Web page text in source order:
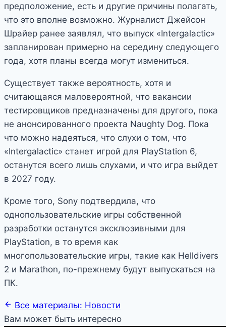
предположение, есть и другие причины полагать,
что это вполне возможно. Журналист Джейсон
Шрайер ранее заявлял, что выпуск «Intergalactic»
запланирован примерно на середину следующего
года, хотя планы всегда могут измениться.
Существует также вероятность, хотя и
считающаяся маловероятной, что вакансии
тестировщиков предназначены для другого, пока
не анонсированного проекта Naughty Dog. Пока
что можно надеяться, что слухи о том, что
«Intergalactic» станет игрой для PlayStation 6,
останутся всего лишь слухами, и что игра выйдет
в 2027 году.
Кроме того, Sony подтвердила, что
однопользовательские игры собственной
разработки останутся эксклюзивными для
PlayStation, в то время как
многопользовательские игры, такие как Helldivers
2 и Marathon, по-прежнему будут выпускаться на
ПК.
Все материалы: Новости
Вам может быть интересно